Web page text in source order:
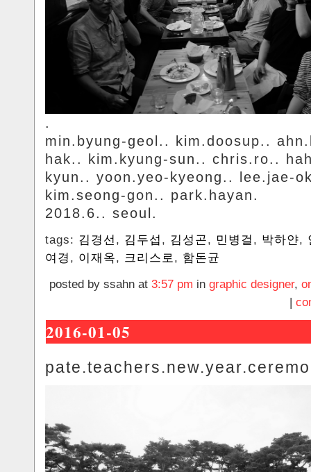
.
min.byung-geol.. kim.doosup..
hak.. kim.kyung-sun.. chris.ro..
kyun.. yoon.yeo-kyeong.. lee.jae-
kim.seong-gon.. park.hayan.
2018.6.. seoul.
tags: 김경선 , 김두섭 , 김성곤, 민병걸 , 박하얀,
여경 , 이재옥, 크리스로 , 함돈균
posted by ssahn at 3:57 pm in graphic designer,
|
2016-01-05